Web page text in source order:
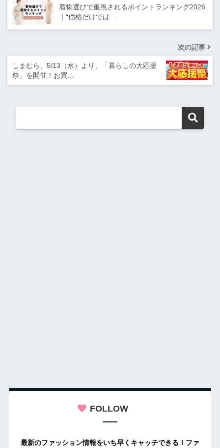
着物選びで重視されるポイントランキング2026
｜“価格だけでは…
次の記事
しまむら、5/13（水）より、「暮らしの大応援
祭」を開催！お買…
FOLLOW
最新のファッション情報をいち早くキャッチできる！ファ